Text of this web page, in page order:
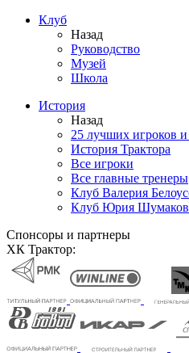
Клуб
Назад
Руководство
Музей
Школа
История
Назад
25 лучших игроков
История Трактора
Все игроки
Все главные тренеры
Клуб Валерия
Клуб Юрия
Спонсоры и партнеры
ХК Трактор: